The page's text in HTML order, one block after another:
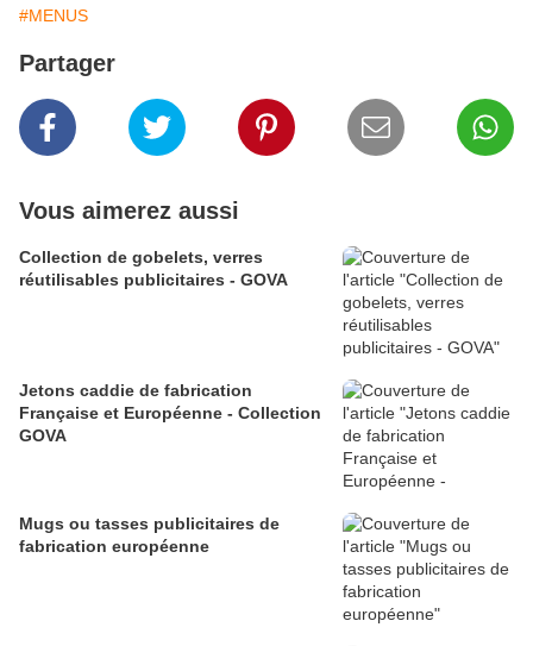
#MENUS
Partager
Vous aimerez aussi
Collection de gobelets, verres
réutilisables publicitaires - GOVA
Jetons caddie de fabrication
Française et Européenne - Collection
GOVA
Mugs ou tasses publicitaires de
fabrication européenne